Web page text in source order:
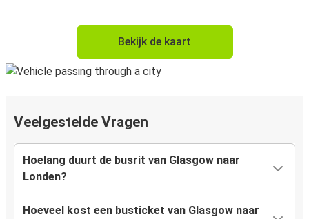
Bekijk de kaart
Veelgestelde Vragen
Hoelang duurt de busrit van Glasgow naar
Londen?
Hoeveel kost een busticket van Glasgow naar